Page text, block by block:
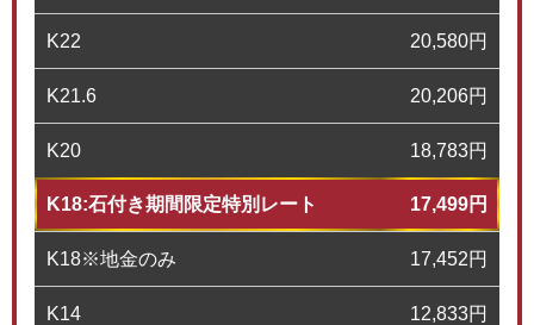
K22 20,580円
K21.6 20,206円
K20 18,783円
K18:石付き期間限定特別レート 17,499円
K18※地金のみ 17,452円
K14 12,833円